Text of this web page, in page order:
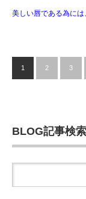
美しい唇である為には
1 2 3
BLOG記事検索